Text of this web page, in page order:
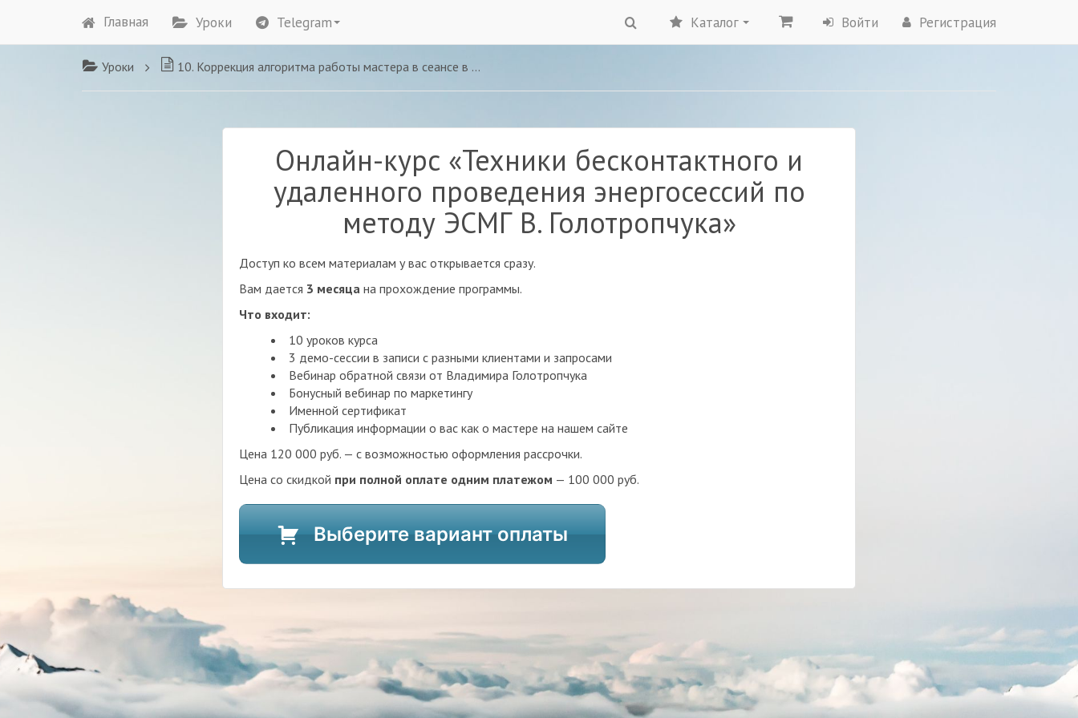
Главная Уроки Telegram Каталог Войти Регистрация
Уроки 10. Коррекция алгоритма работы мастера в сеансе в зависимости от поведения клиента
Онлайн-курс «Техники бесконтактного и
удаленного проведения энергосессий по
методу ЭСМГ В. Голотропчука»
Доступ ко всем материалам у вас открывается сразу.
Вам дается 3 месяца на прохождение программы.
Что входит:
10 уроков курса
3 демо-сессии в записи с разными клиентами и запросами
Вебинар обратной связи от Владимира Голотропчука
Бонусный вебинар по маркетингу
Именной сертификат
Публикация информации о вас как о мастере на нашем сайте
Цена 120 000 руб. — с возможностью оформления рассрочки.
Цена со скидкой при полной оплате одним платежом — 100 000 руб.
Выберите вариант оплаты